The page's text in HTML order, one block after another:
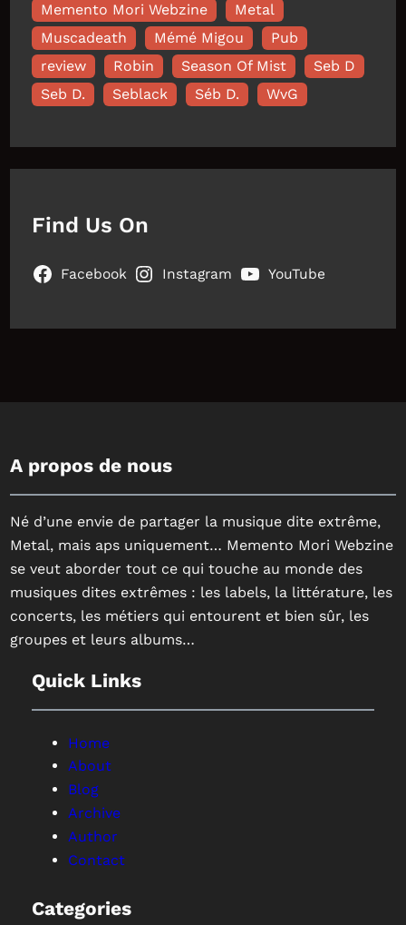
Memento Mori Webzine
Metal
Muscadeath
Mémé Migou
Pub
review
Robin Season Of Mist
Seb D
Seb D.
Seblack Séb D. WvG
Find Us On
Facebook Instagram YouTube
A propos de nous
Né d’une envie de partager la musique dite extrême,
Metal, mais aps uniquement… Memento Mori Webzine
se veut aborder tout ce qui touche au monde des
musiques dites extrêmes : les labels, la littérature, les
concerts, les métiers qui entourent et bien sûr, les
groupes et leurs albums…
Quick Links
Home
About
Blog
Archive
Author
Contact
Categories